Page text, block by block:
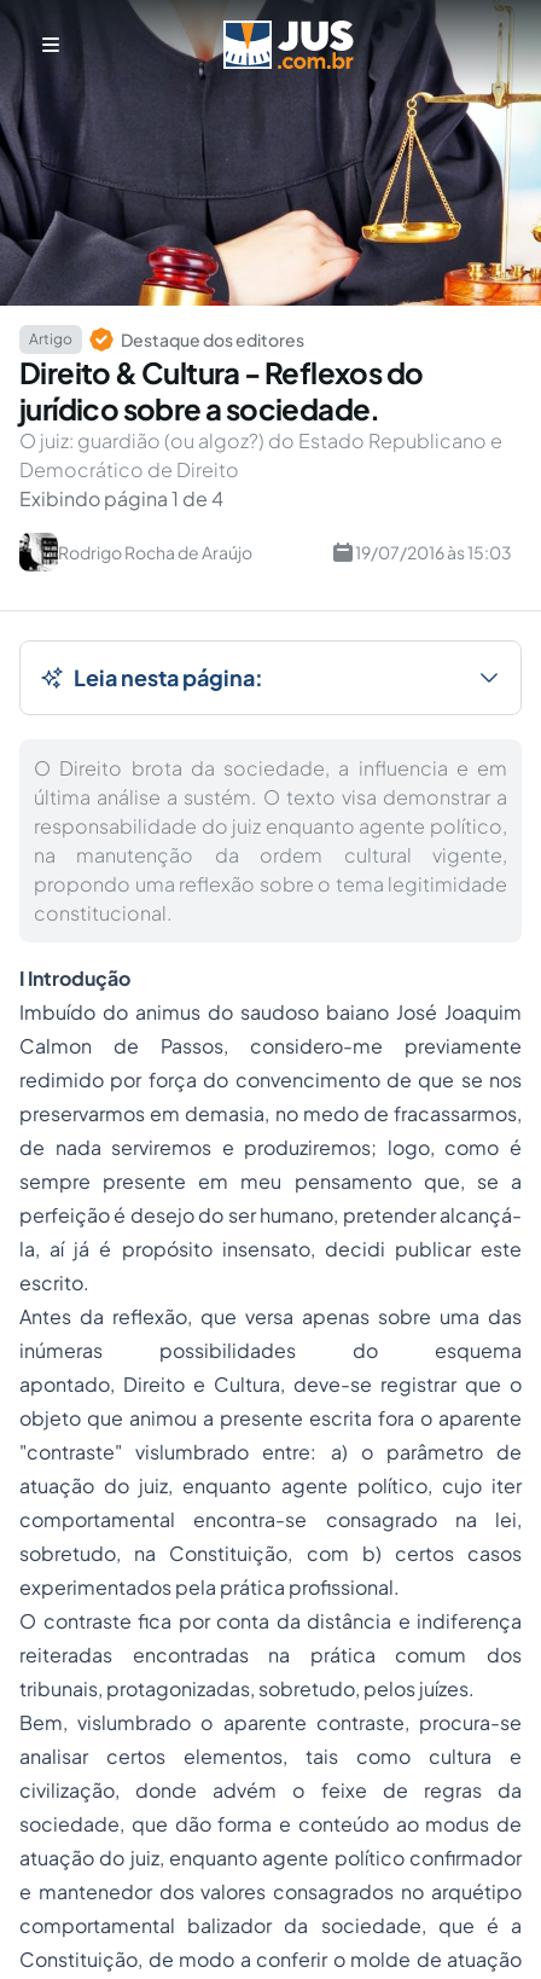
Artigo Destaque dos editores
Direito & Cultura - Reflexos do
jurídico sobre a sociedade.
O juiz: guardião (ou algoz?) do Estado Republicano e
Democrático de Direito
Exibindo página 1 de 4
Rodrigo Rocha de Araújo 19/07/2016 às 15:03
Leia nesta página:
O Direito brota da sociedade, a influencia e em
última análise a sustém. O texto visa demonstrar a
responsabilidade do juiz enquanto agente político,
na manutenção da ordem cultural vigente,
propondo uma reflexão sobre o tema legitimidade
constitucional.
I Introdução
Imbuído do animus do saudoso baiano José Joaquim
Calmon de Passos, considero-me previamente
redimido por força do convencimento de que se nos
preservarmos em demasia, no medo de fracassarmos,
de nada serviremos e produziremos; logo, como é
sempre presente em meu pensamento que, se a
perfeição é desejo do ser humano, pretender alcançá-
la, aí já é propósito insensato, decidi publicar este
escrito.
Antes da reflexão, que versa apenas sobre uma das
inúmeras possibilidades do esquema
apontado, Direito e Cultura, deve-se registrar que o
objeto que animou a presente escrita fora o aparente
"contraste" vislumbrado entre: a) o parâmetro de
atuação do juiz, enquanto agente político, cujo iter
comportamental encontra-se consagrado na lei,
sobretudo, na Constituição, com b) certos casos
experimentados pela prática profissional.
O contraste fica por conta da distância e indiferença
reiteradas encontradas na prática comum dos
tribunais, protagonizadas, sobretudo, pelos juízes.
Bem, vislumbrado o aparente contraste, procura-se
analisar certos elementos, tais como cultura e
civilização, donde advém o feixe de regras da
sociedade, que dão forma e conteúdo ao modus de
atuação do juiz, enquanto agente político confirmador
e mantenedor dos valores consagrados no arquétipo
comportamental balizador da sociedade, que é a
Constituição, de modo a conferir o molde de atuação